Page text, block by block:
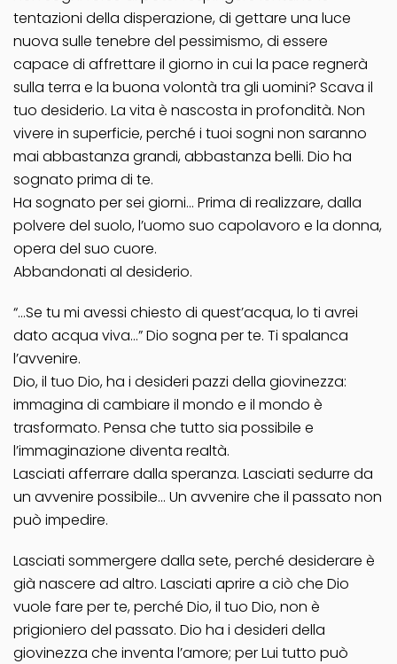
tentazioni della disperazione, di gettare una luce
nuova sulle tenebre del pessimismo, di essere
capace di affrettare il giorno in cui la pace regnerà
sulla terra e la buona volontà tra gli uomini? Scava il
tuo desiderio. La vita è nascosta in profondità. Non
vivere in superficie, perché i tuoi sogni non saranno
mai abbastanza grandi, abbastanza belli. Dio ha
sognato prima di te.
Ha sognato per sei giorni… Prima di realizzare, dalla
polvere del suolo, l’uomo suo capolavoro e la donna,
opera del suo cuore.
Abbandonati al desiderio.
“…Se tu mi avessi chiesto di quest’acqua, lo ti avrei
dato acqua viva…” Dio sogna per te. Ti spalanca
l’avvenire.
Dio, il tuo Dio, ha i desideri pazzi della giovinezza:
immagina di cambiare il mondo e il mondo è
trasformato. Pensa che tutto sia possibile e
l’immaginazione diventa realtà.
Lasciati afferrare dalla speranza. Lasciati sedurre da
un avvenire possibile… Un avvenire che il passato non
può impedire.
Lasciati sommergere dalla sete, perché desiderare è
già nascere ad altro. Lasciati aprire a ciò che Dio
vuole fare per te, perché Dio, il tuo Dio, non è
prigioniero del passato. Dio ha i desideri della
giovinezza che inventa l’amore; per Lui tutto può